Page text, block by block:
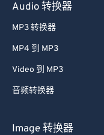
Audio 转换器
MP3 转换器
MP4 到 MP3
Video 到 MP3
音频转换器
Image 转换器